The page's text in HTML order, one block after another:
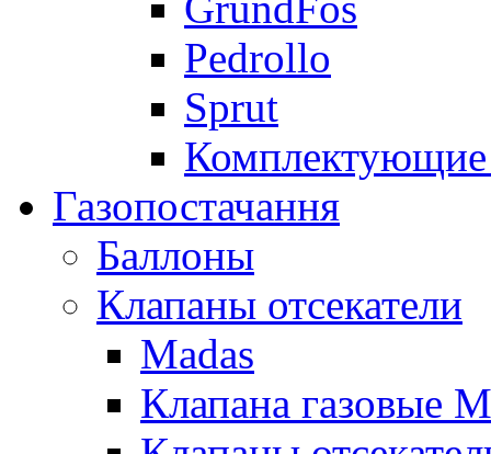
Pedrollo
Sprut
Комплектующие
Газопостачання
Баллоны
Клапаны отсекатели
Madas
Клапана газовые